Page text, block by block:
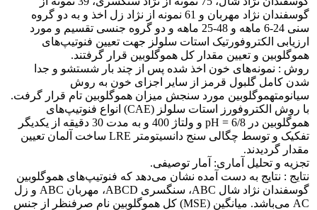
گوسفندان نژاد مهربان و 61 نمونه از نژاد زل اخذ و به دو گروه
سنی 24-6 ماهه و 48-25 ماهه و دو گروه جنسی تقسیم و مورد
ارزیابی الکتروفورتیک استات سلولز جهت تعیین فنوتیپ‌های
هموگلوبین و تعیین مقدار کل هموگلوبین قرار گرفتند.
روش : نمونه‌های خون اخذ شده پس از چند بار شستشو و جدا
شدن کامل گلبول قرمز از سایر اجزای خون به روش
سیانومتهموگلوبین مورد سنجش میزان هموگلوبین تام قرار گرفت.
با روش الکتروفورز استات سلولز (CAE) انواع فنوتیپ‌های
هموگلوبین در 6/8 = pH و ولتاژ 400 و به مدت 30 دقیقه از یکدیگر
تفکیک و توسط چگالی سنج دانسیتومتر LRE ساخت آلمان تعیین
مقدار گردیدند.
تجزیه و تحلیل آماری: آمار توصیفی.
نتایج : نتایج به دست آمده نشان می‌دهد که فنوتیپ‌های هموگلوبین
گوسفندان نژاد شال ABC، سنگسری ABCD، مهربان ABC و زل
AC می‌باشد. میانگین (MSE) کل هموگلوبین نام صرفنظر از جنس